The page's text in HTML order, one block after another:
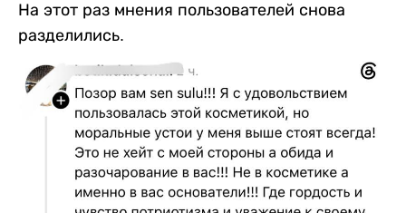
На этот раз мнения пользователей снова
разделились.